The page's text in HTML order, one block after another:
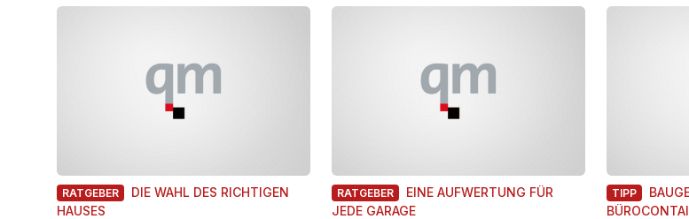
RATGEBER
DIE WAHL DES RICHTIGEN
HAUSES
RATGEBER
EINE AUFWERTUNG FÜR
JEDE GARAGE
TIPP